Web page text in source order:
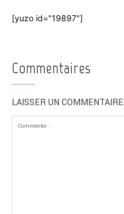
[yuzo id="19897"]
Commentaires
LAISSER UN COMMENTAIRE